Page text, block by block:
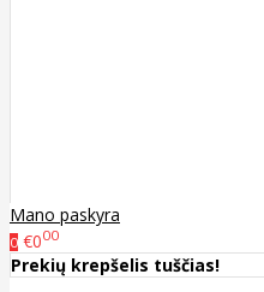
Mano paskyra
0 €000
Prekių krepšelis tuščias!